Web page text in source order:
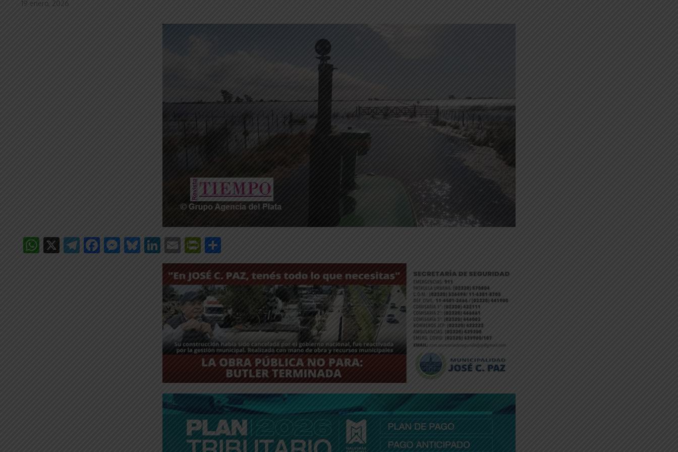
19 enero, 2026
WhatsApp
X Telegram
Facebook
Messenger
Bluesky
LinkedIn
EmailPrintFriendly